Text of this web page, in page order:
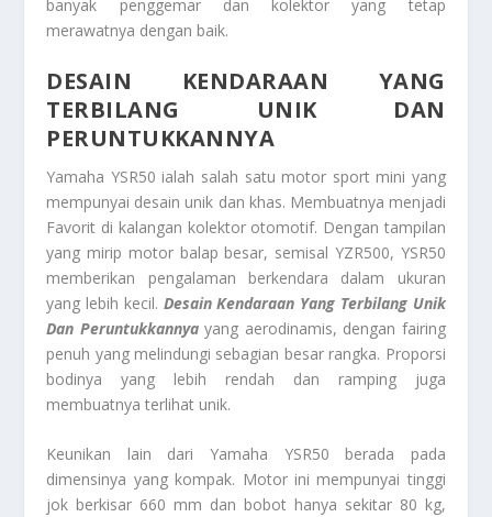
banyak penggemar dan kolektor yang tetap
merawatnya dengan baik.
DESAIN KENDARAAN YANG
TERBILANG UNIK DAN
PERUNTUKKANNYA
Yamaha YSR50 ialah salah satu motor sport mini yang
mempunyai desain unik dan khas. Membuatnya menjadi
Favorit di kalangan kolektor otomotif. Dengan tampilan
yang mirip motor balap besar, semisal YZR500, YSR50
memberikan pengalaman berkendara dalam ukuran
yang lebih kecil. Desain Kendaraan Yang Terbilang Unik
Dan Peruntukkannyayang aerodinamis, dengan fairing
penuh yang melindungi sebagian besar rangka. Proporsi
bodinya yang lebih rendah dan ramping juga
membuatnya terlihat unik.
Keunikan lain dari Yamaha YSR50 berada pada
dimensinya yang kompak. Motor ini mempunyai tinggi
jok berkisar 660 mm dan bobot hanya sekitar 80 kg,